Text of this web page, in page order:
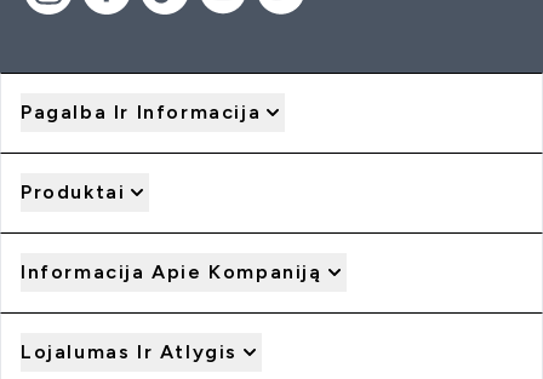
Pagalba Ir Informacija
Produktai
Informacija Apie Kompaniją
Lojalumas Ir Atlygis